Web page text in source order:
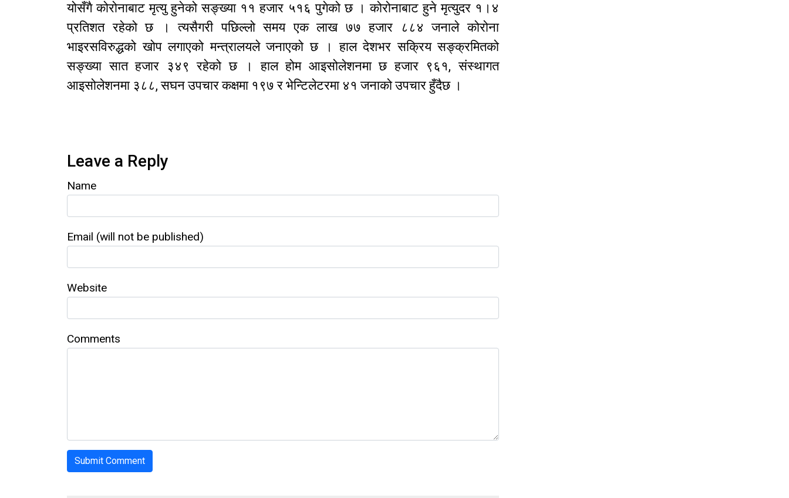
योसँगै कोरोनाबाट मृत्यु हुनेको सङ्ख्या ११ हजार ५१६ पुगेको छ । कोरोनाबाट हुने मृत्युदर १।४
प्रतिशत रहेको छ । त्यसैगरी पछिल्लो समय एक लाख ७७ हजार ८८४ जनाले कोरोना
भाइरसविरुद्धको खोप लगाएको मन्त्रालयले जनाएको छ । हाल देशभर सक्रिय सङ्क्रमितको
सङ्ख्या सात हजार ३४९ रहेको छ । हाल होम आइसोलेशनमा छ हजार ९६१, संस्थागत
आइसोलेशनमा ३८८, सघन उपचार कक्षमा १९७ र भेन्टिलेटरमा ४१ जनाको उपचार हुँदैछ ।
Leave a Reply
Name
Email (will not be published)
Website
Comments